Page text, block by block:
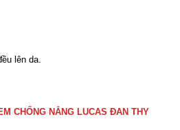
lên da.
CHỐNG NẮNG LUCAS ĐAN THY